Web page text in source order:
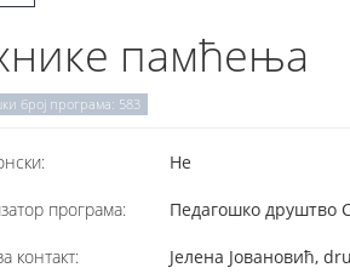
памћења
број програма: 583
Не
програма: Педагошко друштво
контакт: Јелена Јовановић,